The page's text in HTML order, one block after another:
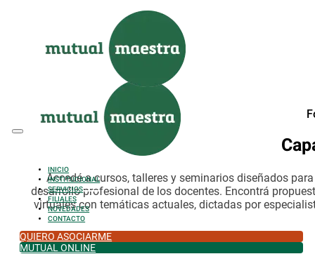
Saltar al pie de página
INICIO
INSTITUCIONAL
SERVICIOS
FILIALES
NOVEDADES
CONTACTO
QUIERO ASOCIARME
MUTUAL ONLINE
Accedé a cursos, talleres y seminarios diseñados
desarrollo profesional de los docentes. Encontrá
virtuales con temáticas actuales, dictadas por